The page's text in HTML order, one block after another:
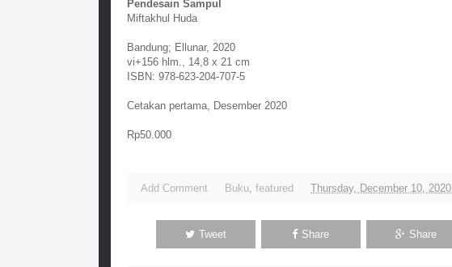
Pendesain Sampul
Miftakhul Huda
Bandung; Ellunar, 2020
vi+156 hlm., 14,8 x 21 cm
ISBN: 978-623-204-707-5
Cetakan pertama, Desember 2020
Rp50.000
Add Comment Buku, featured Thursday, December 10, 2020
Tweet Share Share